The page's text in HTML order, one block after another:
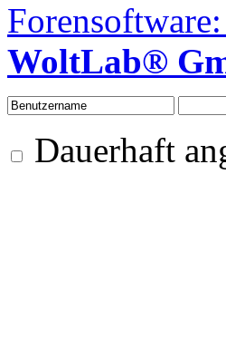
Forensoftware:
WoltLab®
Dauerhaft